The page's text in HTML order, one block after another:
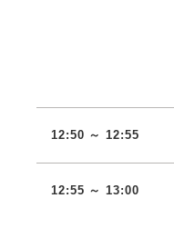
12:50 ～ 12:55
12:55 ～ 13:00